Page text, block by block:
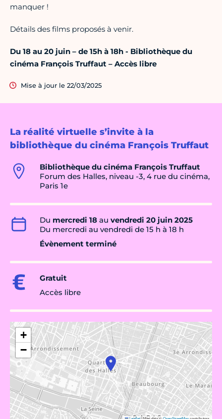
La réalité virtuelle s’invite à la
bibliothèque du cinéma François Truffaut
Bibliothèque du cinéma François Truffaut
Forum des Halles, niveau -3, 4 rue du cinéma,
Paris 1e
Du mercredi 18 au vendredi 20 juin 2025
Du mercredi au vendredi de 15 h à 18 h
Évènement terminé
Gratuit
Accès libre
+
−
manquer !
Détails des films proposés à venir.
Du 18 au 20 juin – de 15h à 18h - Bibliothèque du
cinéma François Truffaut – Accès libre
Mise à jour le 22/03/2025